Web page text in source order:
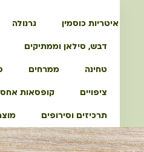
איטריות כוסמין גרנולה
דבש, סילאן וממתיקים
טחינה ממרחים
ציפויים קופסאות
תרכיזים וסירופים